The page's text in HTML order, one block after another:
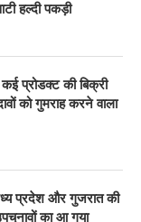
हल्दी पकड़ी
प्रोडक्ट की बिक्री
को गुमराह करने वाला
प्रदेश और गुजरात की
का आ गया